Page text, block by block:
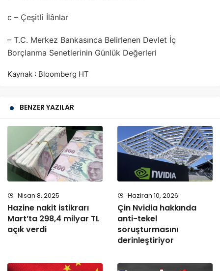
c – Çeşitli İlânlar
– T.C. Merkez Bankasınca Belirlenen Devlet İç
Borçlanma Senetlerinin Günlük Değerleri
Kaynak : Bloomberg HT
BENZER YAZILAR
Nisan 8, 2025
Hazine nakit istikrarı
Mart’ta 298,4 milyar TL
açık verdi
Haziran 10, 2026
Çin Nvidia hakkında
anti-tekel
soruşturmasını
derinleştiriyor